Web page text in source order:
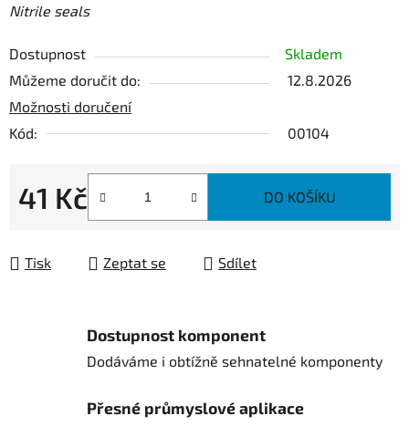
Nitrile seals
Dostupnost
Skladem
Můžeme doručit do:
12.8.2026
Možnosti doručení
Kód:
00104
41 Kč
Měrná cena:
DO KOŠÍKU
Tisk Zeptat se Sdílet
Dostupnost komponent
Dodáváme i obtížně sehnatelné komponenty
Přesné průmyslové aplikace